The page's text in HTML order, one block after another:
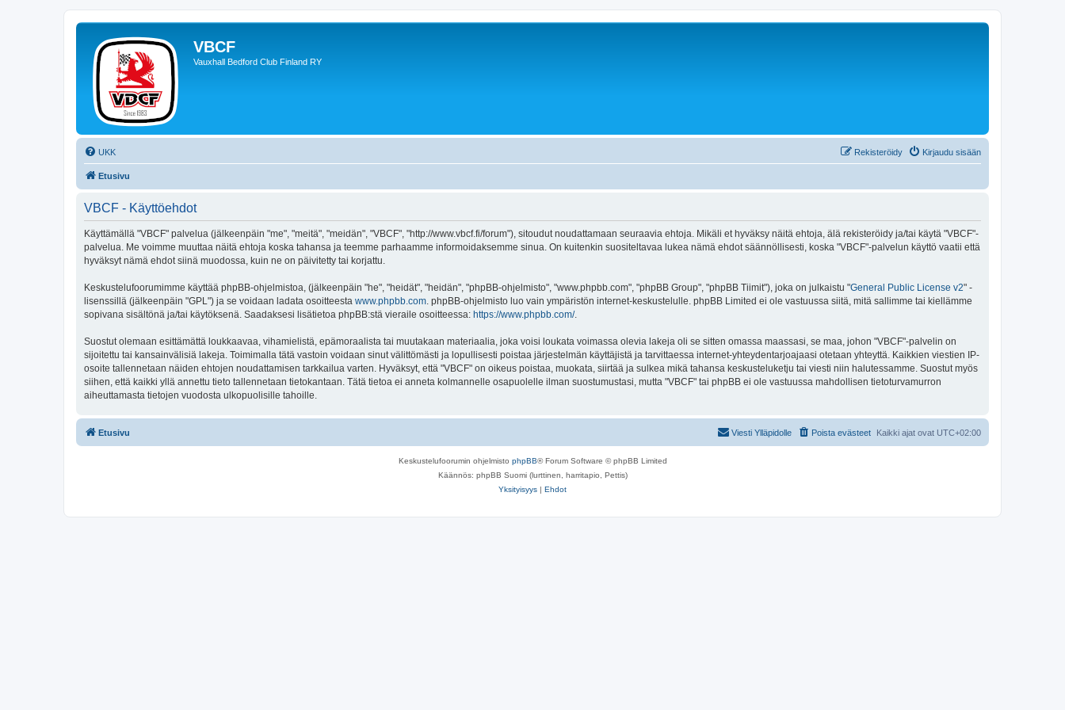
VBCF
Vauxhall Bedford Club Finland RY
UKK Kirjaudu sisään
Rekisteröidy
Etusivu
VBCF - Käyttöehdot
Käyttämällä "VBCF" palvelua (jälkeenpäin "me", "meitä", "meidän", "VBCF", "http://www.vbcf.fi/forum"), sitoudut noudattamaan seuraavia ehtoja. Mikäli et hyväksy näitä ehtoja, älä rekisteröidy ja/tai käytä "VBCF"-
palvelua. Me voimme muuttaa näitä ehtoja koska tahansa ja teemme parhaamme informoidaksemme sinua. On kuitenkin suositeltavaa lukea nämä ehdot säännöllisesti, koska "VBCF"-palvelun käyttö vaatii että
hyväksyt nämä ehdot siinä muodossa, kuin ne on päivitetty tai korjattu.
Keskustelufoorumimme käyttää phpBB-ohjelmistoa, (jälkeenpäin "he", "heidät", "heidän", "phpBB-ohjelmisto", "www.phpbb.com", "phpBB Group", "phpBB Tiimit"), joka on julkaistu "General Public License v2" -
lisenssillä (jälkeenpäin "GPL") ja se voidaan ladata osoitteesta www.phpbb.com. phpBB-ohjelmisto luo vain ympäristön internet-keskustelulle. phpBB Limited ei ole vastuussa siitä, mitä sallimme tai kiellämme
sopivana sisältönä ja/tai käytöksenä. Saadaksesi lisätietoa phpBB:stä vieraile osoitteessa: https://www.phpbb.com/.
Suostut olemaan esittämättä loukkaavaa, vihamielistä, epämoraalista tai muutakaan materiaalia, joka voisi loukata voimassa olevia lakeja oli se sitten omassa maassasi, se maa, johon "VBCF"-palvelin on
sijoitettu tai kansainvälisiä lakeja. Toimimalla tätä vastoin voidaan sinut välittömästi ja lopullisesti poistaa järjestelmän käyttäjistä ja tarvittaessa internet-yhteydentarjoajaasi otetaan yhteyttä. Kaikkien viestien IP-
osoite tallennetaan näiden ehtojen noudattamisen tarkkailua varten. Hyväksyt, että "VBCF" on oikeus poistaa, muokata, siirtää ja sulkea mikä tahansa keskusteluketju tai viesti niin halutessamme. Suostut myös
siihen, että kaikki yllä annettu tieto tallennetaan tietokantaan. Tätä tietoa ei anneta kolmannelle osapuolelle ilman suostumustasi, mutta "VBCF" tai phpBB ei ole vastuussa mahdollisen tietoturvamurron
aiheuttamasta tietojen vuodosta ulkopuolisille tahoille.
Etusivu Kaikki ajat ovat UTC+02:00
Poista evästeet
Viesti Ylläpidolle
Keskustelufoorumin ohjelmisto phpBB® Forum Software © phpBB Limited
Käännös: phpBB Suomi (lurttinen, harritapio, Pettis)
Yksityisyys | Ehdot